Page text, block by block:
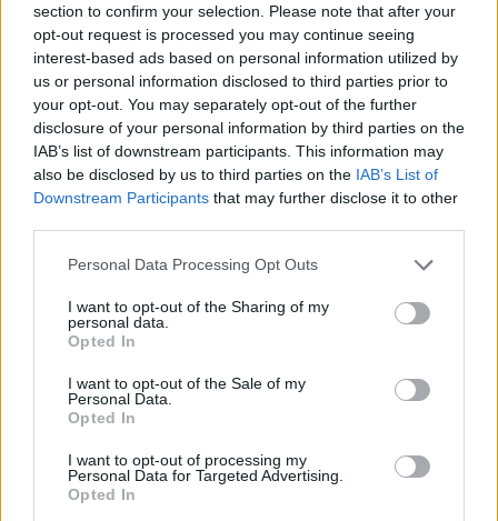
section to confirm your selection. Please note that after your
opt-out request is processed you may continue seeing
interest-based ads based on personal information utilized by
us or personal information disclosed to third parties prior to
your opt-out. You may separately opt-out of the further
disclosure of your personal information by third parties on the
IAB’s list of downstream participants. This information may
also be disclosed by us to third parties on the IAB’s List of
Downstream Participants that may further disclose it to other
Personal Data Processing Opt Outs
I want to opt-out of the Sharing of my
personal data.
Opted In
I want to opt-out of the Sale of my
Personal Data.
Opted In
I want to opt-out of processing my
Personal Data for Targeted Advertising.
Opted In
Oster-Zitronengugelhupf
Leicht
Kürbis-Gugelhupf mit Zimtguss
Leicht
Ostergugelhupf
Leicht
Mohngugelhupf